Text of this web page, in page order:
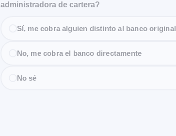
administradora de cartera?
Sí, me cobra alguien distinto al banco original
No, me cobra el banco directamente
No sé